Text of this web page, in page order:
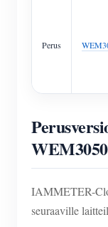
Perus
IAMMETER-
seuraaville